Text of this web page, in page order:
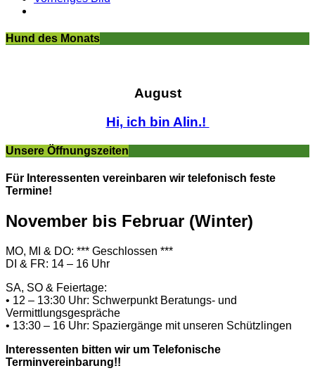
Hund des Monats
August
Hi, ich bin Alin.!
Unsere Öffnungszeiten
Für Interessenten vereinbaren wir telefonisch feste
Termine!
November bis Februar (Winter)
MO, MI & DO: *** Geschlossen ***
DI & FR: 14 – 16 Uhr
SA, SO & Feiertage:
• 12 – 13:30 Uhr: Schwerpunkt Beratungs- und
Vermittlungsgespräche
• 13:30 – 16 Uhr: Spaziergänge mit unseren Schützlingen
Interessenten bitten wir um Telefonische
Terminvereinbarung!!